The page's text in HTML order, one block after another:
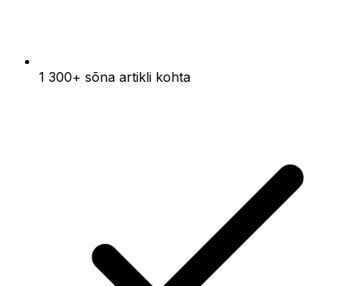
1 300+ sõna artikli kohta